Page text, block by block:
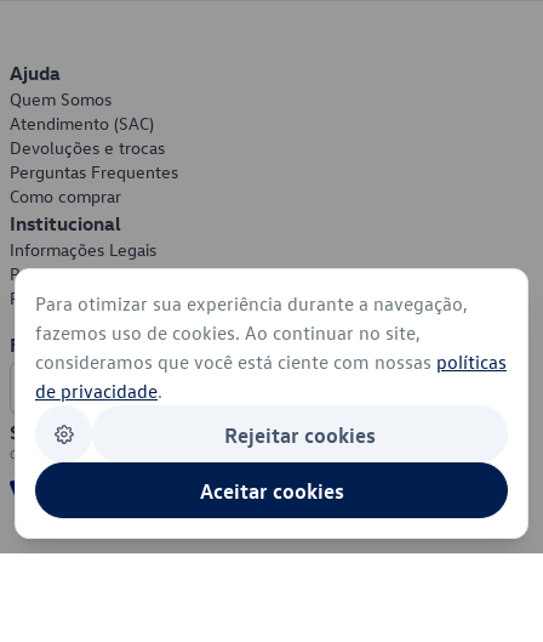
Ajuda
Quem Somos
Atendimento (SAC)
Devoluções e trocas
Perguntas Frequentes
Como comprar
Institucional
Informações Legais
Política de Privacidade
Política de Cookies
Formas de Pagamento
Segurança
Para otimizar sua experiência durante a navegação,
fazemos uso de cookies. Ao continuar no site,
consideramos que você está ciente com nossas políticas
de privacidade.
Rejeitar cookies
Aceitar cookies